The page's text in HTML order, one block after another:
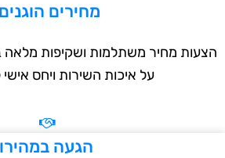
מחירים הוגנים
מחיר משתלמות ושקיפות מלאה
על איכות השירות ויחס אישי
הגעה במהירות